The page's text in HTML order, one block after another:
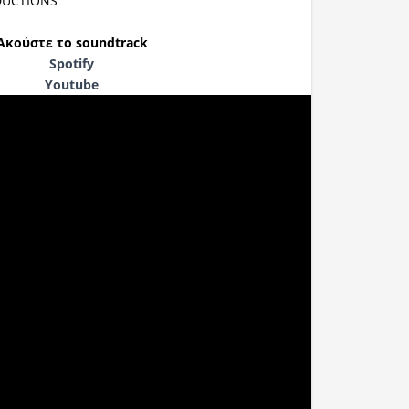
το soundtrack
Spotify
Youtube